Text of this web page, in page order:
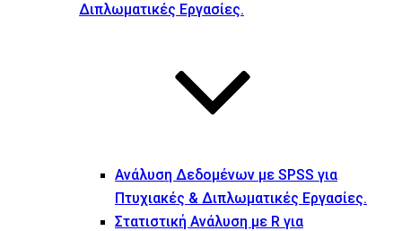
Διπλωματικές Εργασίες.
Ανάλυση Δεδομένων με SPSS για
Πτυχιακές & Διπλωματικές Εργασίες.
Στατιστική Ανάλυση με R για